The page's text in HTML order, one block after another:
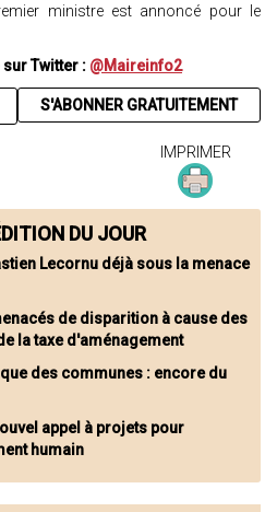
ministre est annoncé pour le
sur Twitter : @Maireinfo2
S'ABONNER GRATUITEMENT
IMPRIMER
DU JOUR
Lecornu déjà sous la menace
de disparition à cause des
la taxe d'aménagement
des communes : encore du
appel à projets pour
humain